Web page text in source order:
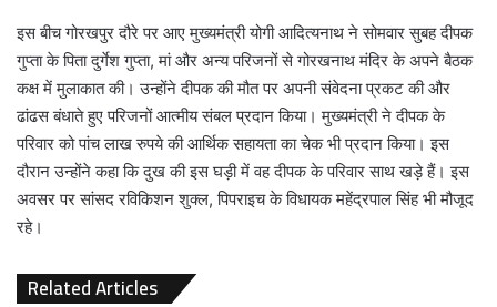
इस बीच गोरखपुर दौरे पर आए मुख्यमंत्री योगी आदित्यनाथ ने सोमवार सुबह दीपक
गुप्ता के पिता दुर्गेश गुप्ता, मां और अन्य परिजनों से गोरखनाथ मंदिर के अपने बैठक
कक्ष में मुलाकात की। उन्होंने दीपक की मौत पर अपनी संवेदना प्रकट की और
ढांढस बंधाते हुए परिजनों आत्मीय संबल प्रदान किया। मुख्यमंत्री ने दीपक के
परिवार को पांच लाख रुपये की आर्थिक सहायता का चेक भी प्रदान किया। इस
दौरान उन्होंने कहा कि दुख की इस घड़ी में वह दीपक के परिवार साथ खड़े हैं। इस
अवसर पर सांसद रविकिशन शुक्ल, पिपराइच के विधायक महेंद्रपाल सिंह भी मौजूद
रहे।
Related Articles